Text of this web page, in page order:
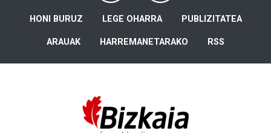
HONI BURUZ LEGE OHARRA PUBLIZITATEA
ARAUAK HARREMANETARAKO RSS